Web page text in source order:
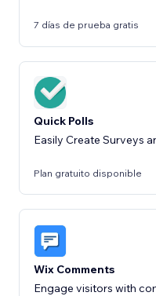
7 días de prueba gratis
Quick Polls
Easily Create Surveys
Plan gratuito disponible
Wix Comments
Engage visitors with